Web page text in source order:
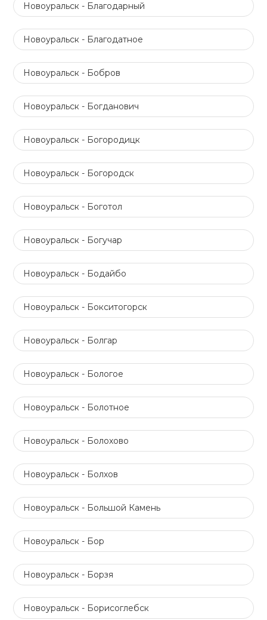
Новоуральск - Благодарный
Новоуральск - Благодатное
Новоуральск - Бобров
Новоуральск - Богданович
Новоуральск - Богородицк
Новоуральск - Богородск
Новоуральск - Боготол
Новоуральск - Богучар
Новоуральск - Бодайбо
Новоуральск - Бокситогорск
Новоуральск - Болгар
Новоуральск - Бологое
Новоуральск - Болотное
Новоуральск - Болохово
Новоуральск - Болхов
Новоуральск - Большой Камень
Новоуральск - Бор
Новоуральск - Борзя
Новоуральск - Борисоглебск